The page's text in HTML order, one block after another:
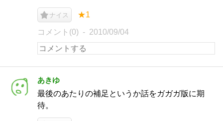
ナイス ★1
コメント(0) 2010/09/04
あきゆ
最後のあたりの補足というか話をガガガ版に期
待。